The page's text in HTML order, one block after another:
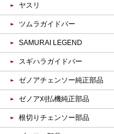
ヤスリ
ツムラガイドバー
SAMURAI LEGEND
スギハラガイドバー
ゼノアチェンソー純正部品
ゼノア刈払機純正部品
根切りチェンソー部品